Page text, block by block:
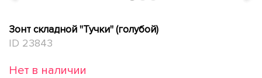
Зонт складной "Тучки" (голубой)
ID 23843
Нет в наличии